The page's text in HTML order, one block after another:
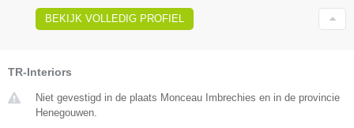
BEKIJK VOLLEDIG PROFIEL
TR-Interiors
Niet gevestigd in de plaats Monceau Imbrechies en in de provincie
Henegouwen.